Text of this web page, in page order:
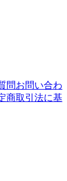
問お問い合わ
商取引法に基